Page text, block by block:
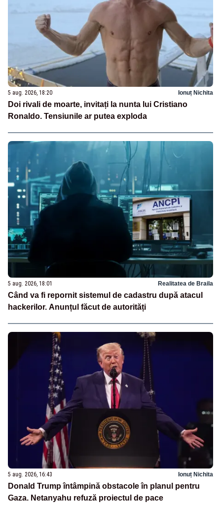
5 aug. 2026, 18:20 Ionuț Nichita
Doi rivali de moarte, invitați la nunta lui Cristiano
Ronaldo. Tensiunile ar putea exploda
5 aug. 2026, 18:01 Realitatea de Braila
Când va fi repornit sistemul de cadastru după atacul
hackerilor. Anunțul făcut de autorități
5 aug. 2026, 16:43 Ionuț Nichita
Donald Trump întâmpină obstacole în planul pentru
Gaza. Netanyahu refuză proiectul de pace